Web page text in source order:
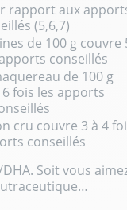
rapport aux
(5,6,7)
de 100 g couvre
conseillés
de 100 g
fois les apports
cru couvre 3 à 4
conseillés
Soit vous